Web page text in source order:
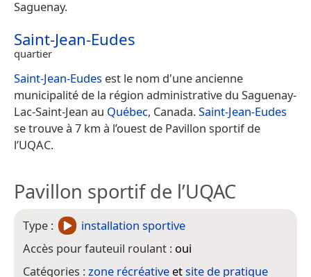
Saguenay.
Saint-Jean-Eudes
quartier
Saint-Jean-Eudes est le nom d'une ancienne
municipalité de la région administrative du Saguenay-
Lac-Saint-Jean au Québec, Canada.Saint-Jean-Eudes
se trouve à 7 km à l’ouest de Pavillon sportif de
l’UQAC.
Pavillon sportif de l’UQAC
Type :
installation sportive
Accès pour fauteuil roulant : oui
Catégories :zone récréative etsite de pratique